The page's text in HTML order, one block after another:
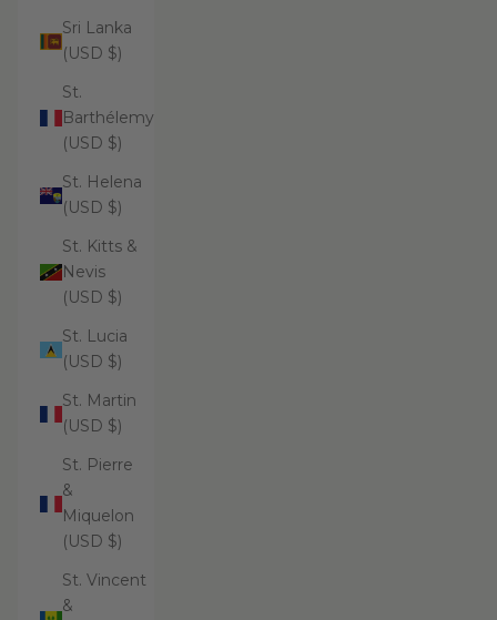
Sri Lanka
(USD $)
St.
Barthélemy
(USD $)
St. Helena
(USD $)
St. Kitts &
Nevis
(USD $)
St. Lucia
(USD $)
St. Martin
(USD $)
St. Pierre
&
Miquelon
(USD $)
St. Vincent
&